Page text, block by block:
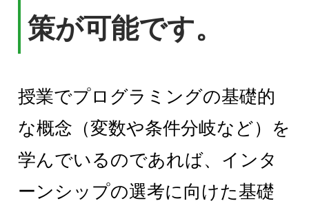
策が可能です。
授業でプログラミングの基礎的
な概念（変数や条件分岐など）を
学んでいるのであれば、インタ
ーンシップの選考に向けた基礎